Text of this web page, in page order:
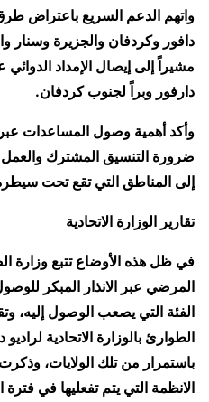
واتهم الدعم السريع باعتراض
دافور وكردفان والجزيرة وسنار
مشيراً إلى إيصال الإمداد
دارفور وبراً لجنوب كردفان.
وأكد أهمية وصول المساعدات
ضرورة التنسيق المشترك
إلى المناطق التي تقع تحت
تقارير الوزارة الاتحادية
في ظل هذه الأوضاع تتبع وزارة
المرضي عبر الانذار المبكر
الفئة التي يصعب الوصول إليه،
الطوارئ بالوزارة الاتحادية لراديو
باستمرار من تلك الولايات،
الانظمة التي يتم تفعليها في